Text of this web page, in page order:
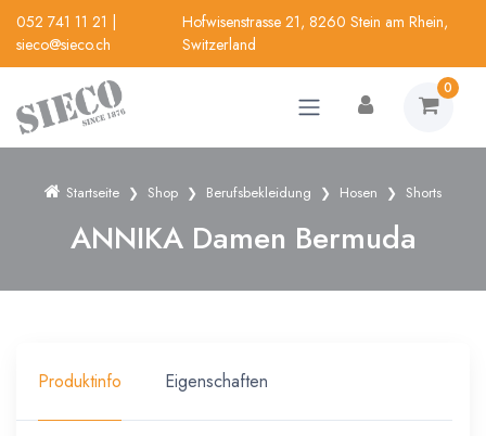
052 741 11 21
sieco@sieco.ch
Hofwisenstrasse 21, 8260 Stein am Rhein,
Switzerland
0
Startseite Shop Berufsbekleidung Hosen Shorts
ANNIKA Damen Bermuda
Produktinfo Eigenschaften